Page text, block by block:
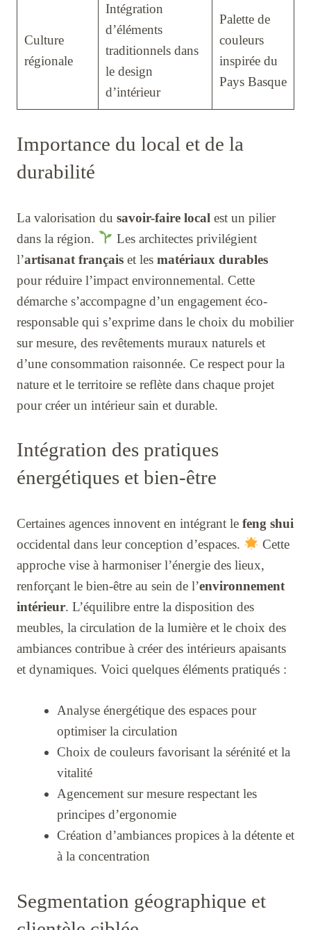
Culture
régionale
Intégration
d’éléments
traditionnels dans
le design
d’intérieur
Palette de
couleurs
inspirée du
Pays Basque
Importance du local et de la
durabilité
La valorisation du savoir-faire local est un pilier
dans la région.
Les architectes privilégient
l’artisanat français et les matériaux durables
pour réduire l’impact environnemental. Cette
démarche s’accompagne d’un engagement éco-
responsable qui s’exprime dans le choix du mobilier
sur mesure, des revêtements muraux naturels et
d’une consommation raisonnée. Ce respect pour la
nature et le territoire se reflète dans chaque projet
pour créer un intérieur sain et durable.
Intégration des pratiques
énergétiques et bien-être
Certaines agences innovent en intégrant le feng shui
occidental dans leur conception d’espaces.
Cette
approche vise à harmoniser l’énergie des lieux,
renforçant le bien-être au sein de l’environnement
intérieur. L’équilibre entre la disposition des
meubles, la circulation de la lumière et le choix des
ambiances contribue à créer des intérieurs apaisants
et dynamiques. Voici quelques éléments pratiqués :
Analyse énergétique des espaces pour
optimiser la circulation
Choix de couleurs favorisant la sérénité et la
vitalité
Agencement sur mesure respectant les
principes d’ergonomie
Création d’ambiances propices à la détente et
à la concentration
Segmentation géographique et